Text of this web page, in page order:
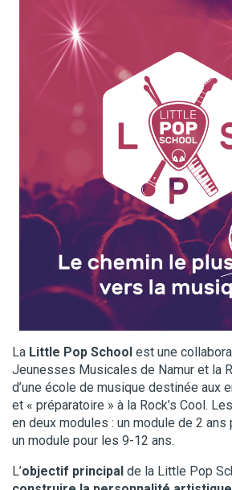
La Little Pop School est une
Jeunesses Musicales de Namur et la
d’une école de musique destinée aux
et « préparatoire » à la Rock’s Cool.
en deux modules : un module de 2
un module pour les 9-12 ans.
L’objectif principal de la Little Pop